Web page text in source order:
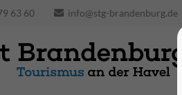
63 60 info@stg-brandenburg.de